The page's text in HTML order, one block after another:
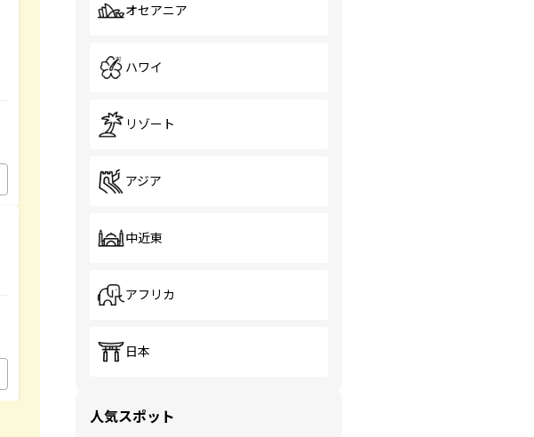
オセアニア
ハワイ
リゾート
アジア
中近東
アフリカ
日本
人気スポット